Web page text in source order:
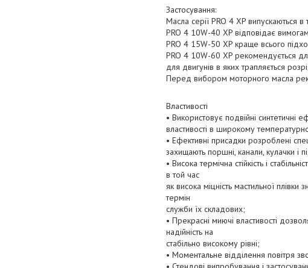
Застосування:
Масла серії PRO 4 XP випускаються
PRO 4 10W-40 XP відповідає
PRO 4 15W-50 XP краще всього
PRO 4 10W-60 XP рекомендується
для двигунів в яких трапляється
Перед вибором моторного масла
Властивості
• Використовує подвійні синтетичні
властивості в широкому
• Ефективні присадки розроблені
захищають поршні, канали, кулачки і
• Висока термічна стійкість і
в той час
як висока міцність мастильної
термін
служби їх складових;
• Прекрасні миючі властивості
надійність на
стабільно високому рівні;
• Моментальне відділення повітря